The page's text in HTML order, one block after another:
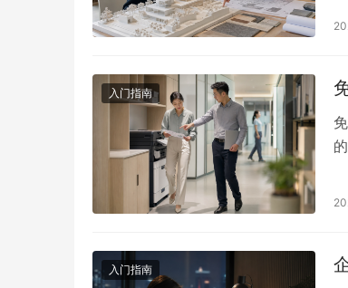
入门指南
入门指南